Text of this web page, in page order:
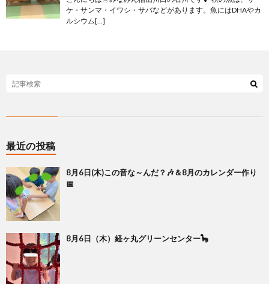
ケ・サンマ・イワシ・サバなどがあります。魚にはDHAやカ
ルシウム[…]
最近の投稿
8月6日(木)この音な～んだ？🎶＆8月のカレンダー作り
📅
8月6日（木）経ヶ丸グリーンセンター🦕